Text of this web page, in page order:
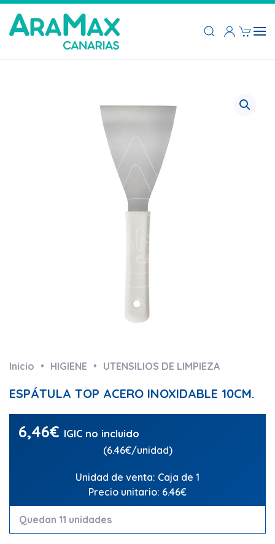
Inicio HIGIENE UTENSILIOS DE LIMPIEZA
ESPÁTULA TOP ACERO INOXIDABLE 10CM.
6,46€ IGIC no incluido
(6.46€/unidad)
Unidad de venta: Caja de 1
Precio unitario: 6.46€
Quedan 11 unidades